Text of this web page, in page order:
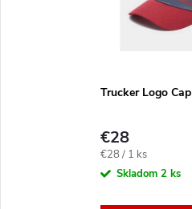
Trucker Logo Cap
€28
Jednotková
cena:
€28 / 1 ks
Skladom 2 ks